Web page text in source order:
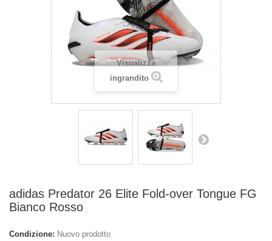
Visualizza
ingrandito
adidas Predator 26 Elite Fold-over Tongue FG
Bianco Rosso
Condizione: Nuovo prodotto